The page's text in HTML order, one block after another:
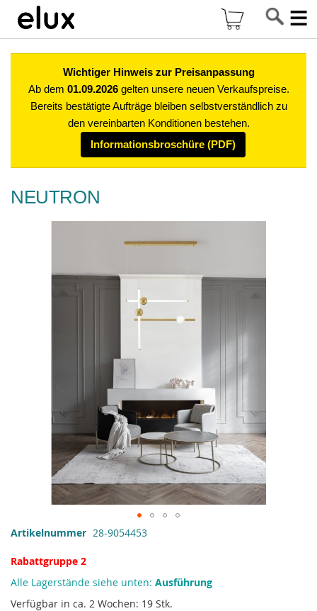
Mein
Wichtiger Hinweis zur Preisanpassung
Ab dem 01.09.2026gelten unsere neuen Verkaufspreise.
Bereits bestätigte Aufträge bleiben selbstverständlich zu
den vereinbarten Konditionen bestehen.
Informationsbroschüre (PDF)
NEUTRON
Bildgalerie
Zum
der
springen
Artikelnummer 28-9054453
Rabattgruppe 2
Alle Lagerstände siehe unten: Ausführung
Verfügbar in ca. 2 Wochen: 19 Stk.